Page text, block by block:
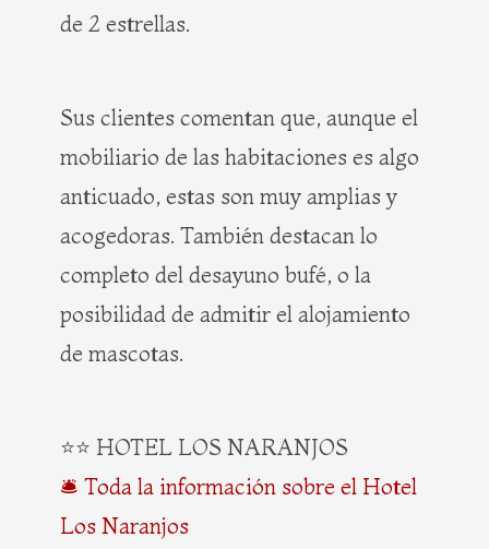
de 2 estrellas.
Sus clientes comentan que, aunque el
mobiliario de las habitaciones es algo
anticuado, estas son muy amplias y
acogedoras. También destacan lo
completo del desayuno bufé, o la
posibilidad de admitir el alojamiento
de mascotas.
⭐⭐ HOTEL LOS NARANJOS
🛎️ Toda la información sobre el Hotel
Los Naranjos